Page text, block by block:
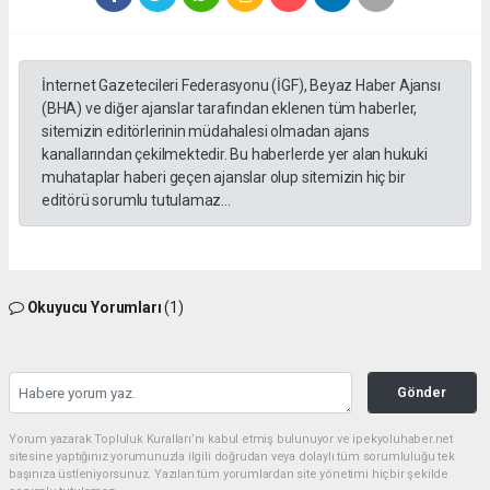
İnternet Gazetecileri Federasyonu (İGF), Beyaz Haber Ajansı
(BHA) ve diğer ajanslar tarafından eklenen tüm haberler,
sitemizin editörlerinin müdahalesi olmadan ajans
kanallarından çekilmektedir. Bu haberlerde yer alan hukuki
muhataplar haberi geçen ajanslar olup sitemizin hiç bir
editörü sorumlu tutulamaz...
Okuyucu Yorumları(1)
Gönder
Yorum yazarak Topluluk Kuralları’nı kabul etmiş bulunuyor ve ipekyoluhaber.net
sitesine yaptığınız yorumunuzla ilgili doğrudan veya dolaylı tüm sorumluluğu tek
başınıza üstleniyorsunuz. Yazılan tüm yorumlardan site yönetimi hiçbir şekilde